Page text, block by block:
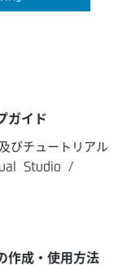
ガイド
びチュートリアル
Studio /
作成・使用方法